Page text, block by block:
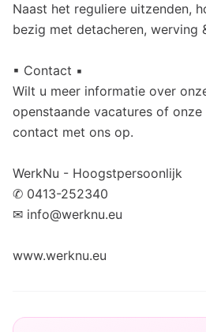
Naast het reguliere uitzenden,
bezig met detacheren, werving
▪ Contact ▪
Wilt u meer informatie over
openstaande vacatures of
contact met ons op.
WerkNu - Hoogstpersoonlijk
✆ 0413-252340
✉ info@werknu.eu
www.werknu.eu